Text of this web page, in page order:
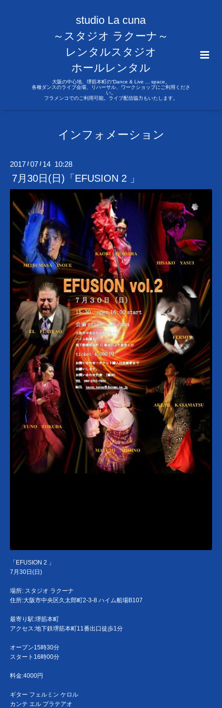
studio La cuna
～スタジオ ラクーナ～
レンタルスタジオ
ホールレンタル
大阪の中心地、堺筋本町の“Dance & Live ... space。
各種ダンスのライブ会場、リハーサル、ワークショップにご利用くださ
い。
フラメンコでのご利用可能。ライブ配信協力もいたします。
インフォメーション
2017 /07 / 14 10:28
7月30日(日)「EFUSION 2 」
「EFUSION 2 」
7月30日(日)
場所: スタジオ ラクーナ
住所:大阪市中央区久太郎町2-3-8 ハイム船場B107
最寄り駅:堺筋本町
アクセス:地下鉄堺筋本町11番出口徒歩1分
オープン15時30分
スタート16時00分
料金:4000円
ギター フェルミン ケロル
カンテ エル プラテアオ